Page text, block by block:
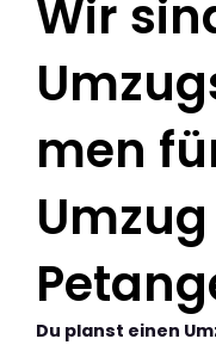
Wir
men
Du planst einen